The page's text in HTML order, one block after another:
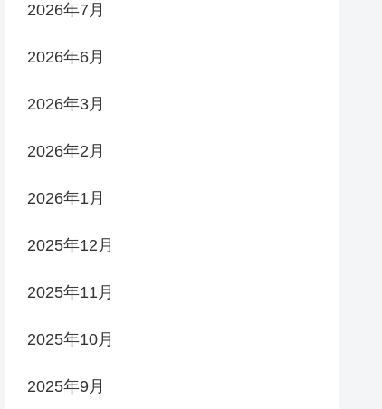
2026年7月
2026年6月
2026年3月
2026年2月
2026年1月
2025年12月
2025年11月
2025年10月
2025年9月